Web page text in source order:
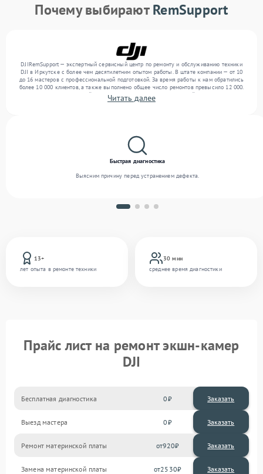
Почему выбираютRemSupport
DJIRemSupport — экспертный сервисный центр по ремонту и обслуживанию техники
DJI в Иркутске с более чем десятилетним опытом работы. В штате компании — от 10
до 16 мастеров с профессиональной подготовкой. За время работы к нам обратились
более 10 000 клиентов, а также выполнено общее число ремонтов превысило 12 000.
Ежемесячно в сервисный центр поступает более 300 обращений, включая , , . Мы
выполняем ремонт различного уровня сложности и предлагаем стабильный уровень
Читать далее
13+
лет опыта в ремонте техники
30 мин
среднее время диагностики
Быстрая диагностика
Выясним причину перед устранением дефекта.
Прайс лист на ремонт экшн-камер
DJI
Бесплатная диагностика 0 Заказать
Выезд мастера 0 Заказать
Ремонт материнской платы 920
Замена материнской платы 2530